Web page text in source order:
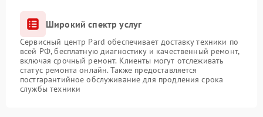
Широкий спектр услуг
Сервисный центр Pard обеспечивает доставку техники по
всей РФ, бесплатную диагностику и качественный ремонт,
включая срочный ремонт. Клиенты могут отслеживать
статус ремонта онлайн. Также предоставляется
постгарантийное обслуживание для продления срока
службы техники